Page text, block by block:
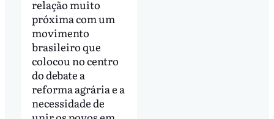
relação muito
próxima com um
movimento
brasileiro que
colocou no centro
do debate a
reforma agrária e a
necessidade de